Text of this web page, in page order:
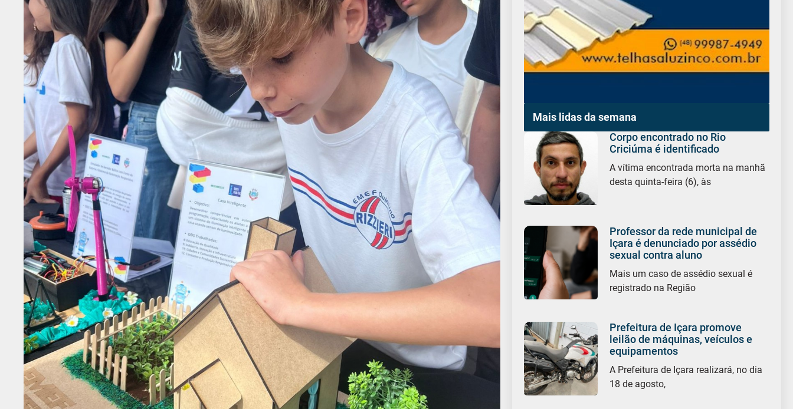
Mais lidas da semana
Corpo encontrado no Rio
Criciúma é identificado
A vítima encontrada morta na manhã
desta quinta-feira (6), às
Professor da rede municipal de
Içara é denunciado por assédio
sexual contra aluno
Mais um caso de assédio sexual é
registrado na Região
Prefeitura de Içara promove
leilão de máquinas, veículos e
equipamentos
A Prefeitura de Içara realizará, no dia
18 de agosto,